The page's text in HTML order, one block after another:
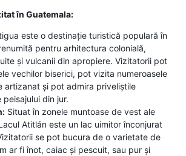
în Guatemala:
este o destinație turistică populară în
pentru arhitectura colonială,
și vulcanii din apropiere. Vizitatorii pot
vechilor biserici, pot vizita numeroasele
artizanat și pot admira priveliștile
peisajului din jur.
Situat în zonele muntoase de vest ale
Atitlán este un lac uimitor înconjurat
se pot bucura de o varietate de
ar fi înot, caiac și pescuit, sau pur și